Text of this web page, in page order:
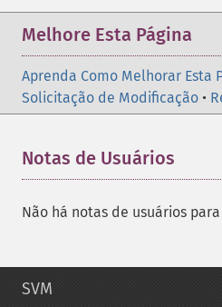
Melhore Esta Página
Aprenda Como Melhorar Esta
Solicitação de Modificação •
Notas de Usuários
Não há notas de usuários
SVM